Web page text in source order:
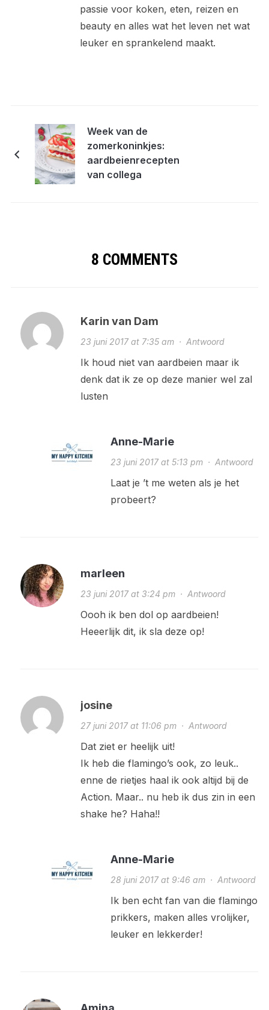
passie voor koken, eten, reizen en
beauty en alles wat het leven net wat
leuker en sprankelend maakt.
Week van de
zomerkoninkjes:
aardbeienrecepten
van collega
8 COMMENTS
Karin van Dam
23 juni 2017 at 7:35 am· Antwoord
Ik houd niet van aardbeien maar ik
denk dat ik ze op deze manier wel zal
lusten
Anne-Marie
23 juni 2017 at 5:13 pm· Antwoord
Laat je ’t me weten als je het
probeert?
marleen
23 juni 2017 at 3:24 pm· Antwoord
Oooh ik ben dol op aardbeien!
Heeerlijk dit, ik sla deze op!
josine
27 juni 2017 at 11:06 pm· Antwoord
Dat ziet er heelijk uit!
Ik heb die flamingo’s ook, zo leuk..
enne de rietjes haal ik ook altijd bij de
Action. Maar.. nu heb ik dus zin in een
shake he? Haha!!
Anne-Marie
28 juni 2017 at 9:46 am· Antwoord
Ik ben echt fan van die flamingo
prikkers, maken alles vrolijker,
leuker en lekkerder!